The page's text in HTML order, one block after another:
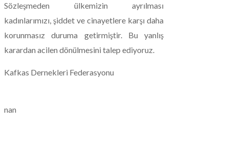
Sözleşmeden ülkemizin ayrılması
kadınlarımızı, şiddet ve cinayetlere karşı daha
korunmasız duruma getirmiştir. Bu yanlış
karardan acilen dönülmesini talep ediyoruz.
Kafkas Dernekleri Federasyonu
nan